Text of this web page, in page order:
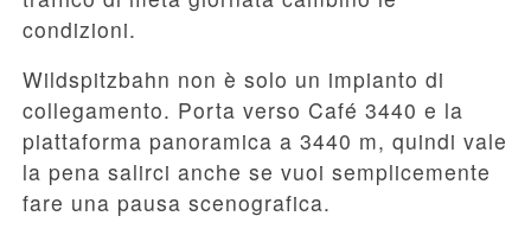
condizioni.
Wildspitzbahn non è solo un impianto di
collegamento. Porta verso Café 3440 e la
piattaforma panoramica a 3440 m, quindi vale
la pena salirci anche se vuoi semplicemente
fare una pausa scenografica.